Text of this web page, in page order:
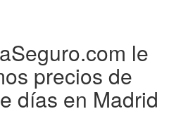
le
precios de
días en Madrid